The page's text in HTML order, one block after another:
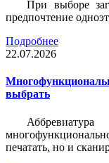
При выборе
предпочтение
Подробнее
22.07.2026
выбрать
печатать, но и